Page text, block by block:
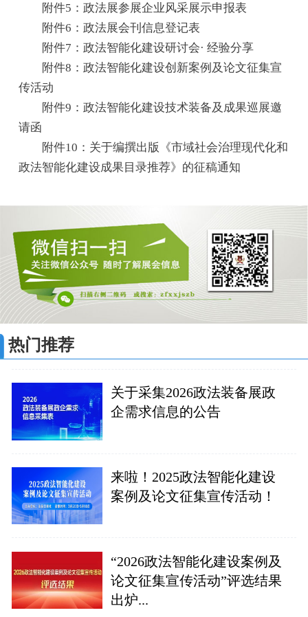
附件5：政法展参展企业风采展示申报表
附件6：政法展会刊信息登记表
附件7：政法智能化建设研讨会· 经验分享
附件8：政法智能化建设创新案例及论文征集宣
传活动
附件9：政法智能化建设技术装备及成果巡展邀
请函
附件10：关于编撰出版《市域社会治理现代化和
政法智能化建设成果目录推荐》的征稿通知
热门推荐
关于采集2026政法装备展政
企需求信息的公告
来啦！2025政法智能化建设
案例及论文征集宣传活动！
“2026政法智能化建设案例及
论文征集宣传活动”评选结果
出炉...